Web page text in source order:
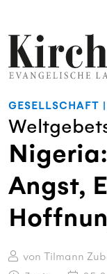
GESELLSCHAFT |
Angst,
von Tilmann